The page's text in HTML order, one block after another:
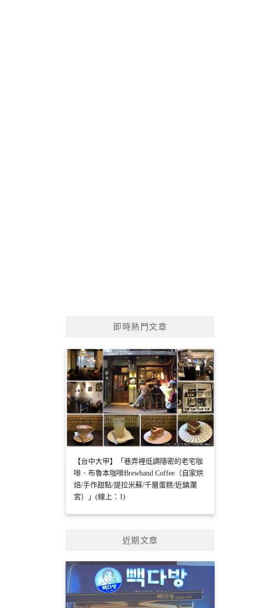
即時熱門文章
【台中大甲】「巷弄裡低調隱密的老宅咖
啡．布魯本咖啡Brewband Coffee（自家烘
焙/手作甜點/提拉米蘇/千層蛋糕/近鎮瀾
宮）」(線上：1)
近期文章